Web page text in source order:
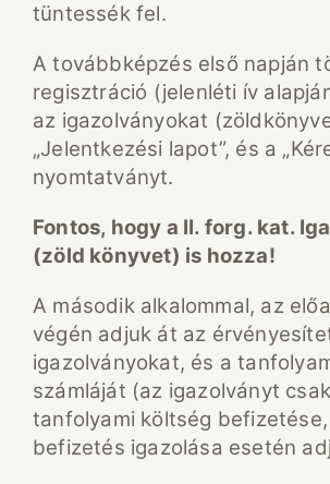
tüntessék fel.
A továbbképzés első napján
regisztráció (jelenléti ív
az igazolványokat
„Jelentkezési lapot”, és a
nyomtatványt.
Fontos, hogy a II. forg. kat.
(zöld könyvet) is hozza!
A második alkalommal, az
végén adjuk át az
igazolványokat, és a
számláját (az igazolványt
tanfolyami költség
befizetés igazolása esetén